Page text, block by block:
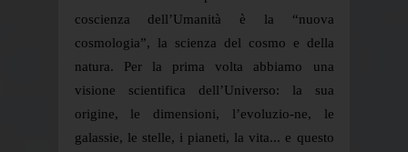
coscienza dell’Umanità è la “nuova
cosmologia”, la scienza del cosmo e della
natura. Per la prima volta abbiamo una
visione scientifica dell’Universo: la sua
origine, le dimensioni, l’evoluzio-ne, le
galassie, le stelle, i pianeti, la vita... e questo